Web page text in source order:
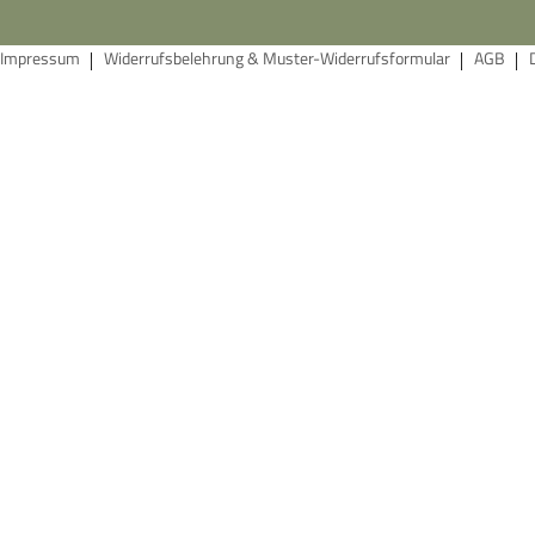
Impressum Widerrufsbelehrung & Muster-Widerrufsformular AGB